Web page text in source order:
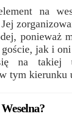
na
ponieważ
jak i
na takiej
tym kierunku